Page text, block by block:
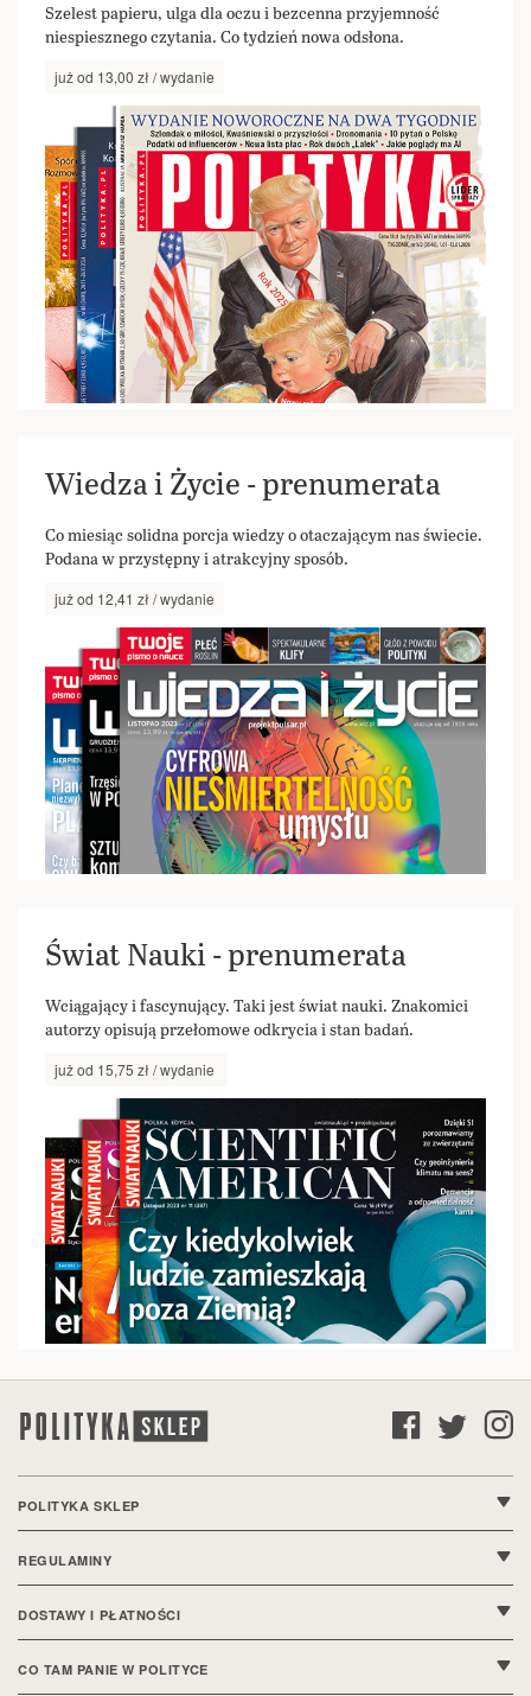
Szelest papieru, ulga dla oczu i bezcenna przyjemność
niespiesznego czytania. Co tydzień nowa odsłona.
już od 13,00 zł / wydanie
Wiedza i Życie - prenumerata
Co miesiąc solidna porcja wiedzy o otaczającym nas świecie.
Podana w przystępny i atrakcyjny sposób.
już od 12,41 zł / wydanie
Świat Nauki - prenumerata
Wciągający i fascynujący. Taki jest świat nauki. Znakomici
autorzy opisują przełomowe odkrycia i stan badań.
już od 15,75 zł / wydanie
POLITYKA SKLEP
REGULAMINY
Regulamin sklepu
Polityka prywatności
DOSTAWY I PŁATNOŚCI
Wysyłki i dostawy
CO TAM PANIE W POLITYCE